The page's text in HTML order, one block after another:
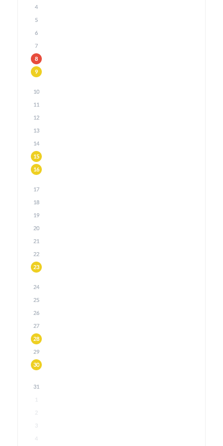
4
5
6
7
8
9
10
11
12
13
14
15
16
17
18
19
20
21
22
23
24
25
26
27
28
29
30
31
1
2
3
4